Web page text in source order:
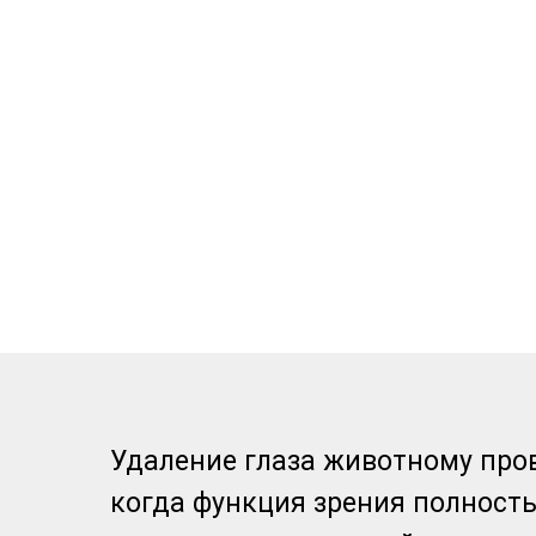
Удаление глаза животному
когда функция зрения